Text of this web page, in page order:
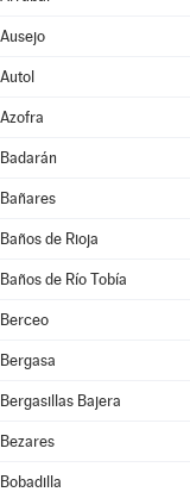
Ausejo
Autol
Azofra
Badarán
Bañares
Baños de Rioja
Baños de Río Tobía
Berceo
Bergasa
Bergasillas Bajera
Bezares
Bobadilla